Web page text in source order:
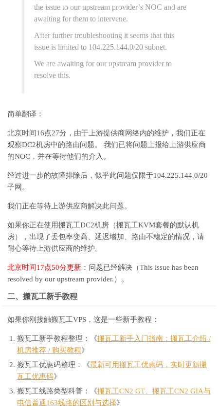
the issue to our upstream provider’s NOC and are
awaiting for them to intervene.
After further troubleshooting it seems that this
issue is limited to 104.225.144.0/20 subnet.
We are awaiting for our upstream provider to
resolve this.
简单翻译：
北京时间16点27分，由于上游提供商网络内的维护，我们正在
观察DC2机房中的路由问题。 我们已将问题上报给上游供应商
的NOC，并在等待他们的介入。
经过进一步的故障排除后，似乎此问题仅限于104.225.144.0/20
子网。
我们正在等待上游供应商解决此问题。
如果你正在使用搬瓦工DC2机房（搬瓦工KVM套餐的默认机
房），出现了丢包率变高、延迟增加、路由不稳定的情况，请
耐心等待上游供应商的维护。
北京时间17点50分更新 ：问题已经解决（This issue has been
resolved by our upstream provider.）。
二、搬瓦工新手教程
如果你刚接触搬瓦工VPS，这是一些新手教程：
搬瓦工新手教程整理：《搬瓦工新手入门指南：搬瓦工介绍 /
机房推荐 / 购买教程》
搬瓦工优惠码整理：《最新可用搬瓦工优惠码，实时更新搬
瓦工优惠码》
搬瓦工线路类型科普：《搬瓦工CN2 GT、搬瓦工CN2 GIA与
电信普通163线路的区别与选择》